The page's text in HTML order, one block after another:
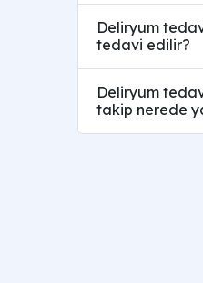
Deliryum
tedavi edilir?
Deliryum
takip nerede